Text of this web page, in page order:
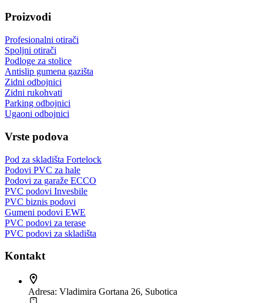
Proizvodi
Profesionalni otirači
Spoljni otirači
Podloge za stolice
Antislip gumena gazišta
Zidni odbojnici
Zidni rukohvati
Parking odbojnici
Ugaoni odbojnici
Vrste podova
Pod za skladišta Fortelock
Podovi PVC za hale
Podovi za garaže ECCO
PVC podovi Invesbile
PVC biznis podovi
Gumeni podovi EWE
PVC podovi za terase
PVC podovi za skladišta
Kontakt
Adresa: Vladimira Gortana 26, Subotica